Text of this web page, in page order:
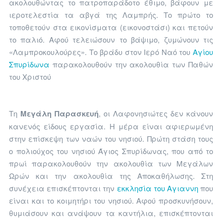
ιεροτελεστία τα αβγά της Λαμπρής. Το πρώτο το
τοποθετούν στα εικονίσματα (εικονοστάσι) και πετούν
το παλιό. Αφού τελειώσουν το βάψιμο, ζυμώνουν τις
«Λαμπροκουλούρες». Το βράδυ στον Ιερό Ναό του Αγίου
Σπυρίδωνα παρακολουθούν την ακολουθία των Παθών
του Χριστού
Τη Μεγάλη Παρασκευή, οι Λαφονησιώτες δεν κάνουν
κανενός είδους εργασία. Η μέρα είναι αφιερωμένη
στην επίσκεψη των ναών του νησιού. Πρώτη στάση τους
ο πολιούχος του νησιού Άγιος Σπυρίδωνας, που από το
πρωί παρακολουθούν την ακολουθία των Μεγάλων
Ωρών και την ακολουθία της Αποκαθήλωσης. Στη
συνέχεια επισκέπτονται την εκκλησία του Αγιαννηπου
είναι και το κοιμητήρι του νησιού. Αφού προσκυνήσουν,
θυμιάσουν και ανάψουν τα καντήλια, επισκέπτονται